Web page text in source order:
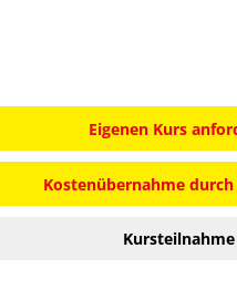
Eigenen Kurs
Kostenübernahme